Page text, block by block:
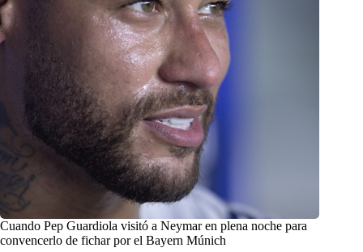
Cuando Pep Guardiola visitó a Neymar en plena noche para
convencerlo de fichar por el Bayern Múnich